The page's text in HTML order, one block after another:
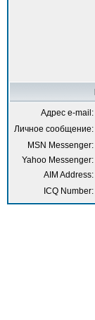
Адрес e-mail:
Личное сообщение:
MSN Messenger:
Yahoo Messenger:
AIM Address:
ICQ Number: